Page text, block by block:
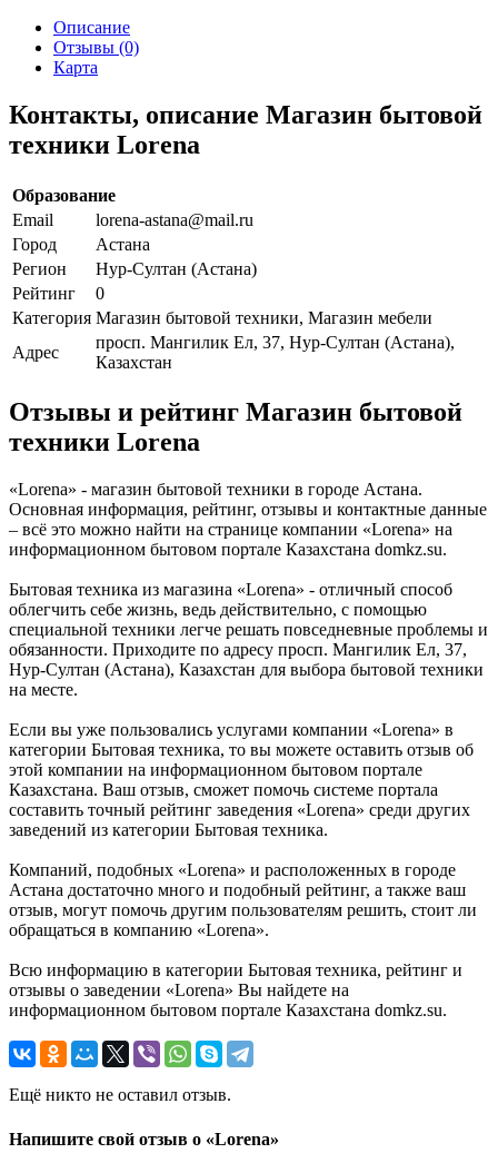
Описание
Отзывы (0)
Карта
Контакты, описание Магазин бытовой
техники Lorena
Образование
Email
lorena-astana@mail.ru
Город
Астана
Регион
Нур-Султан (Астана)
Рейтинг
0
Категория Магазин бытовой техники, Магазин мебели
Адрес
просп. Мангилик Ел, 37, Нур-Султан (Астана),
Казахстан
Отзывы и рейтинг Магазин бытовой
техники Lorena
«Lorena» - магазин бытовой техники в городе Астана.
Основная информация, рейтинг, отзывы и контактные данные
– всё это можно найти на странице компании «Lorena» на
информационном бытовом портале Казахстана domkz.su.
Бытовая техника из магазина «Lorena» - отличный способ
облегчить себе жизнь, ведь действительно, с помощью
специальной техники легче решать повседневные проблемы и
обязанности. Приходите по адресу просп. Мангилик Ел, 37,
Нур-Султан (Астана), Казахстан для выбора бытовой техники
на месте.
Если вы уже пользовались услугами компании «Lorena» в
категории Бытовая техника, то вы можете оставить отзыв об
этой компании на информационном бытовом портале
Казахстана. Ваш отзыв, сможет помочь системе портала
составить точный рейтинг заведения «Lorena» среди других
заведений из категории Бытовая техника.
Компаний, подобных «Lorena» и расположенных в городе
Астана достаточно много и подобный рейтинг, а также ваш
отзыв, могут помочь другим пользователям решить, стоит ли
обращаться в компанию «Lorena».
Всю информацию в категории Бытовая техника, рейтинг и
отзывы о заведении «Lorena» Вы найдете на
информационном бытовом портале Казахстана domkz.su.
Ещё никто не оставил отзыв.
Напишите свой отзыв о «Lorena»